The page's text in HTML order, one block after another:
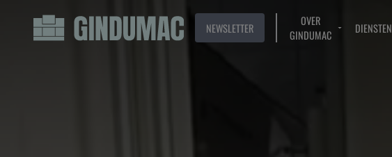
NEWSLETTER
OVER
GINDUMAC
DIENSTEN